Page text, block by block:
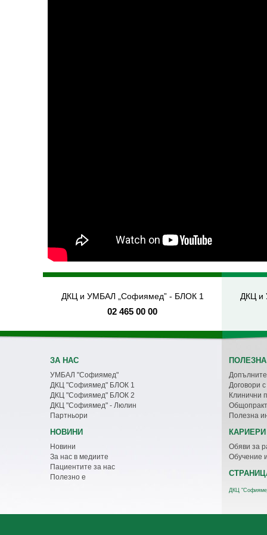
ДКЦ и УМБАЛ „Софиямед” - БЛОК 1
02 465 00 00
ДКЦ и
ЗА НАС
УМБАЛ "Софиямед"
ДКЦ "Софиямед" БЛОК 1
ДКЦ "Софиямед" БЛОК 2
ДКЦ "Софиямед" - Люлин
Партньори
НОВИНИ
Новини
За нас в медиите
Пациентите за нас
Полезно е
Договори
Клинични
Полезна
КАРИЕРИ
Обяви за
Обучение
ДКЦ